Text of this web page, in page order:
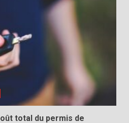
total du permis de